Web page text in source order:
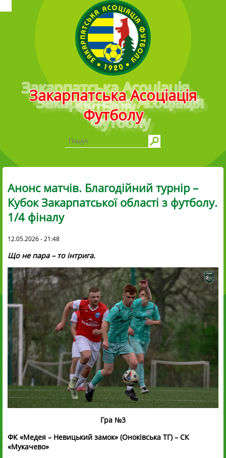
Головне меню
Закарпатська Асоціація
Футболу
Анонс матчів. Благодійний турнір –
Кубок Закарпатської області з футболу.
1/4 фіналу
12.05.2026 - 21:48
Що не пара – то інтрига.
Гра №3
ФК «Медея – Невицький замок» (Оноківська ТГ) – СК
«Мукачево»